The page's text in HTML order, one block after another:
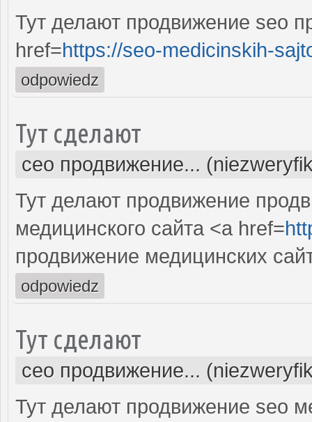
Тут делают продвижение seo
href=https://seo-medicinskih-
odpowiedz
Тут сделают
сео продвижение...
Тут делают продвижение
медицинского сайта <a href=
продвижение медицинских
odpowiedz
Тут сделают
сео продвижение...
Тут делают продвижение seo